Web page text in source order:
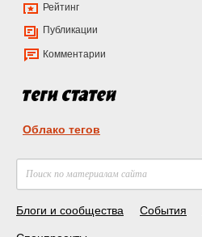
Рейтинг
Публикации
Комментарии
Облако тегов
Блоги и сообщества События